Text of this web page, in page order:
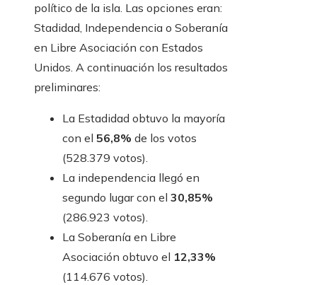
político de la isla. Las opciones eran:
Stadidad, Independencia o Soberanía
en Libre Asociación con Estados
Unidos. A continuación los resultados
preliminares:
La Estadidad obtuvo la mayoría
con el 56,8% de los votos
(528.379 votos).
La independencia llegó en
segundo lugar con el 30,85%
(286.923 votos).
La Soberanía en Libre
Asociación obtuvo el 12,33%
(114.676 votos).